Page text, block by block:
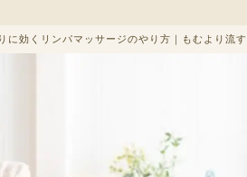
に効くリンパマッサージのやり方｜もむより流